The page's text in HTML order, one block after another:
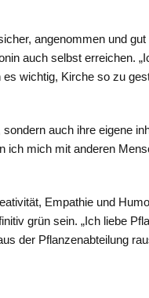
angenommen und
auch selbst erreichen.
wichtig, Kirche so zu
auch ihre eigene
ich mich mit anderen
Empathie und
grün sein. „Ich liebe
der Pflanzenabteilung